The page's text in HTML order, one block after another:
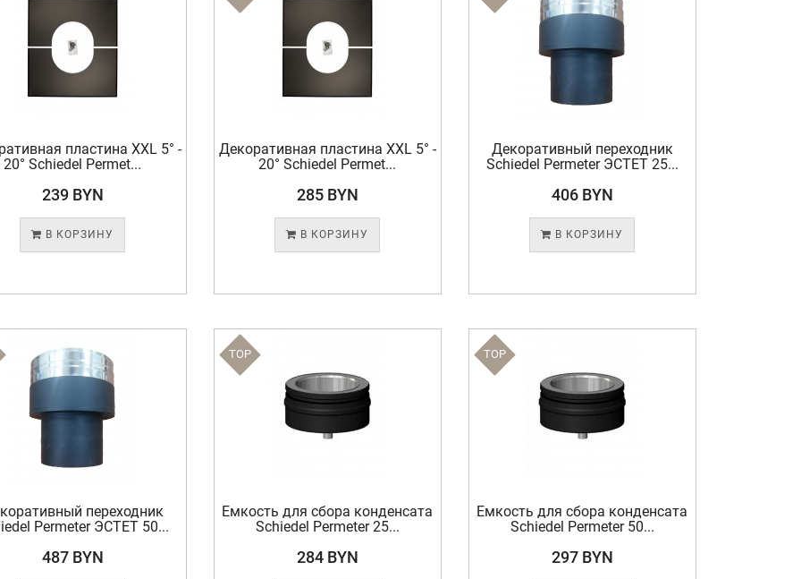
пластина XXL 5° -
20° Schiedel Permet...
239 BYN
В КОРЗИНУ
Декоративная пластина XXL 5° -
20° Schiedel Permet...
285 BYN
В КОРЗИНУ
Декоративный переходник
Schiedel Permeter ЭСТЕТ 25...
406 BYN
В КОРЗИНУ
переходник
Permeter ЭСТЕТ 50...
487 BYN
TOP
Емкость для сбора конденсата
Schiedel Permeter 25...
284 BYN
TOP
Емкость для сбора конденсата
Schiedel Permeter 50...
297 BYN